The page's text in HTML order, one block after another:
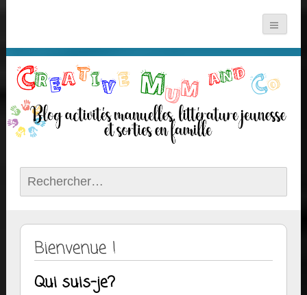
Rechercher :
Bienvenue !
Qui suis-je?